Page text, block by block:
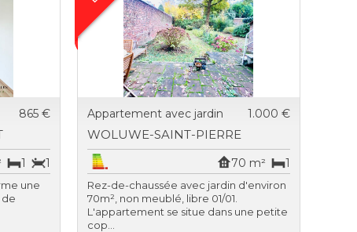
865 €
1
1
une
Appartement avec jardin 1.000 €
WOLUWE-SAINT-PIERRE
1
70 m²
Rez-de-chaussée avec jardin d'environ
70m², non meublé, libre 01/01.
L'appartement se situe dans une petite
cop...